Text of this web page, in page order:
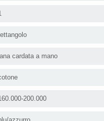
cardata a mano
200.000